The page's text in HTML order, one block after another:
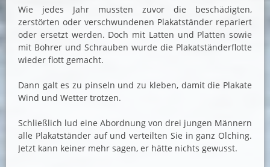
Wie jedes Jahr mussten zuvor die beschädigten,
zerstörten oder verschwundenen Plakatständer repariert
oder ersetzt werden. Doch mit Latten und Platten sowie
mit Bohrer und Schrauben wurde die Plakatständerflotte
wieder flott gemacht.
Dann galt es zu pinseln und zu kleben, damit die Plakate
Wind und Wetter trotzen.
Schließlich lud eine Abordnung von drei jungen Männern
alle Plakatständer auf und verteilten Sie in ganz Olching.
Jetzt kann keiner mehr sagen, er hätte nichts gewusst.